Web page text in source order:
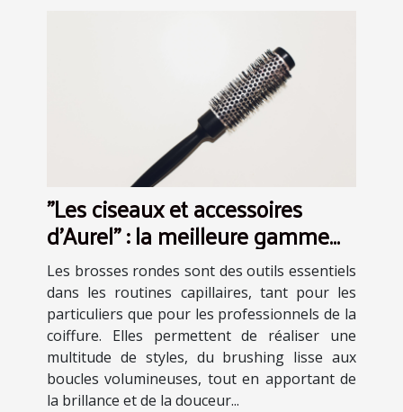
"Les ciseaux et accessoires
d’Aurel" : la meilleure gamme
de brosse ronde en plastique
Les brosses rondes sont des outils essentiels
dans les routines capillaires, tant pour les
particuliers que pour les professionnels de la
coiffure. Elles permettent de réaliser une
multitude de styles, du brushing lisse aux
boucles volumineuses, tout en apportant de
la brillance et de la douceur...